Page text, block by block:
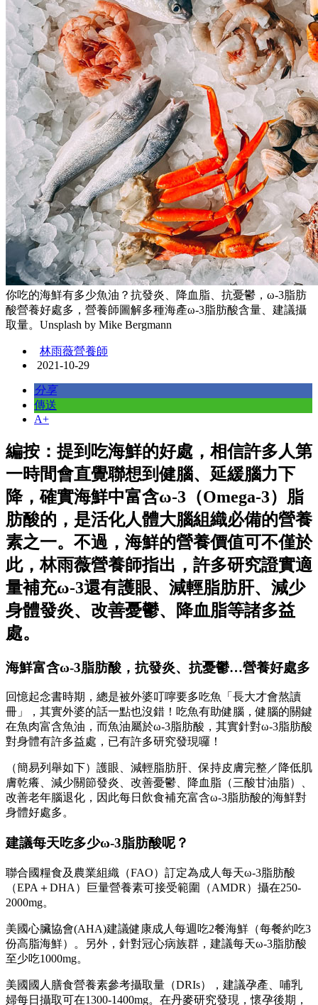
你吃的海鮮有多少魚油？抗發炎、降血脂、抗憂鬱，ω-3脂肪
酸營養好處多，營養師圖解多種海產ω-3脂肪酸含量、建議攝
取量。Unsplash by Mike Bergmann
林雨薇營養師
2021-10-29
分享
傳送
A+
編按：提到吃海鮮的好處，相信許多人第
一時間會直覺聯想到健腦、延緩腦力下
降，確實海鮮中富含ω-3（Omega-3）脂
肪酸的，是活化人體大腦組織必備的營養
素之一。不過，海鮮的營養價值可不僅於
此，林雨薇營養師指出，許多研究證實適
量補充ω-3還有護眼、減輕脂肪肝、減少
身體發炎、改善憂鬱、降血脂等諸多益
處。
海鮮富含ω-3脂肪酸，抗發炎、抗憂鬱…營養好處多
回憶起念書時期，總是被外婆叮嚀要多吃魚「長大才會熬讀
冊」，其實外婆的話一點也沒錯！吃魚有助健腦，健腦的關鍵
在魚肉富含魚油，而魚油屬於ω-3脂肪酸，其實針對ω-3脂肪酸
對身體有許多益處，已有許多研究發現囉！
（簡易列舉如下）護眼、減輕脂肪肝、保持皮膚完整／降低肌
膚乾癢、減少關節發炎、改善憂鬱、降血脂（三酸甘油脂）、
改善老年腦退化，因此每日飲食補充富含ω-3脂肪酸的海鮮對
身體好處多。
建議每天吃多少ω-3脂肪酸呢？
聯合國糧食及農業組織（FAO）訂定為成人每天ω-3脂肪酸
（EPA＋DHA）巨量營養素可接受範圍（AMDR）攝在250-
2000mg。
美國心臟協會(AHA)建議健康成人每週吃2餐海鮮（每餐約吃3
份高脂海鮮）。另外，針對冠心病族群，建議每天ω-3脂肪酸
至少吃1000mg。
美國國人膳食營養素參考攝取量（DRIs），建議孕產、哺乳
婦每日攝取可在1300-1400mg。在丹麥研究發現，懷孕後期，